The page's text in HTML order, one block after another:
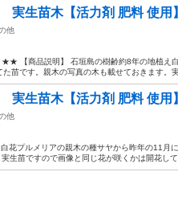
実生苗木【活力剤 肥料 使用
他
【商品説明】 石垣島の樹齢約8年の地植え
苗です。親木の写真の木も載せておきます。
実生苗木【活力剤 肥料 使用
他
花プルメリアの親木の種サヤから昨年の11月
生苗ですので画像と同じ花が咲くかは開花し